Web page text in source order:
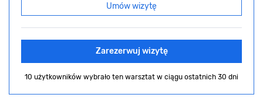
Umów wizytę
Zarezerwuj wizytę
10 użytkowników wybrało ten warsztat w ciągu ostatnich 30 dni